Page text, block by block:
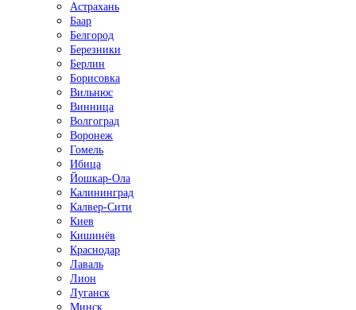
Астрахань
Баар
Белгород
Березники
Берлин
Борисовка
Вильнюс
Винница
Волгоград
Воронеж
Гомель
Ибица
Йошкар-Ола
Калининград
Калвер-Сити
Киев
Кишинёв
Краснодар
Лаваль
Лион
Луганск
Минск